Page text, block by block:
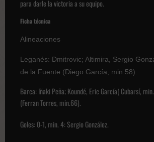
para darle la victoria a su equipo.
Ficha técnica
Alineaciones
Leganés: Dmitrovic; Altimira, Sergio
de la Fuente (Diego García, min.58).
Barca: Iñaki Peña; Koundé, Eric García( Cubarsí,
(Ferran Torres, min.66).
Goles: 0-1, min. 4: Sergio González.